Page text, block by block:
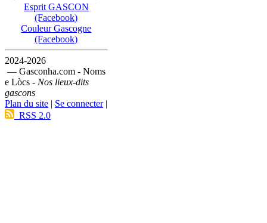
Esprit GASCON
(Facebook)
Couleur Gascogne
(Facebook)
2024-2026
— Gasconha.com - Noms
e Lòcs - Nos lieux-dits
gascons
Plan du site | Se connecter|
RSS 2.0